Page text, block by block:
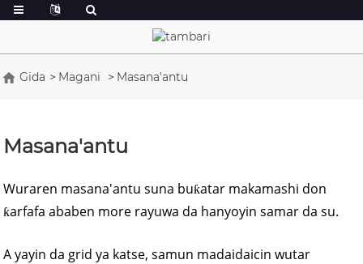
Gida Magani Masana'antu
Masana'antu
Wuraren masana'antu suna buƙatar makamashi don
ƙarfafa ababen more rayuwa da hanyoyin samar da su.
A yayin da grid ya katse, samun madaidaicin wutar